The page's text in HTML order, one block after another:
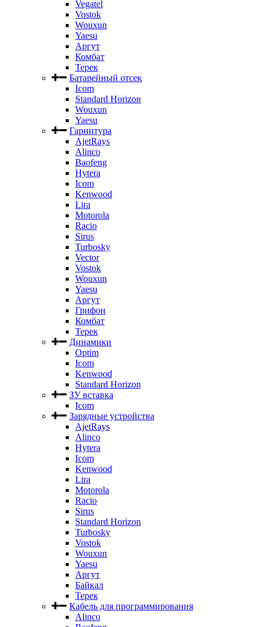
Vegatel
Vostok
Wouxun
Yaesu
Аргут
Комбат
Терек
Батарейный отсек
Icom
Standard Horizon
Wouxun
Yaesu
Гарнитура
AjetRays
Alinco
Baofeng
Hytera
Icom
Kenwood
Lira
Motorola
Racio
Sirus
Turbosky
Vector
Vostok
Wouxun
Yaesu
Аргут
Грифон
Комбат
Терек
Динамики
Optim
Icom
Kenwood
Standard Horizon
ЗУ вставка
Icom
Зарядные устройства
AjetRays
Alinco
Hytera
Icom
Kenwood
Lira
Motorola
Racio
Sirus
Standard Horizon
Turbosky
Vostok
Wouxun
Yaesu
Аргут
Байкал
Терек
Кабель для программирования
Alinco